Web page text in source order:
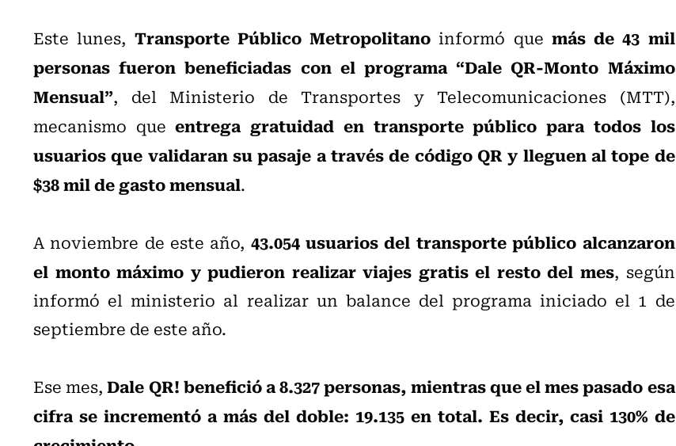
Este lunes, Transporte Público Metropolitano informó que más de 43 mil
personas fueron beneficiadas con el programa “Dale QR-Monto Máximo
Mensual”, del Ministerio de Transportes y Telecomunicaciones (MTT),
mecanismo queentrega gratuidad en transporte público para todos los
usuarios que validaran su pasaje a través de código QR y lleguen al tope de
$38 mil de gasto mensual.
A noviembre de este año, 43.054 usuarios del transporte público alcanzaron
el monto máximo y pudieron realizar viajes gratis el resto del mes, según
informó el ministerio al realizar un balance del programa iniciado el 1 de
septiembre de este año.
Ese mes,Dale QR! benefició a 8.327 personas, mientras que el mes pasado esa
cifra se incrementó a más del doble: 19.135 en total. Es decir, casi 130% de